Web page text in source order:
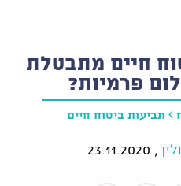
חיים מתבטלת
פרמיות?
תביעות ביטוח חיים
,
23.11.2020